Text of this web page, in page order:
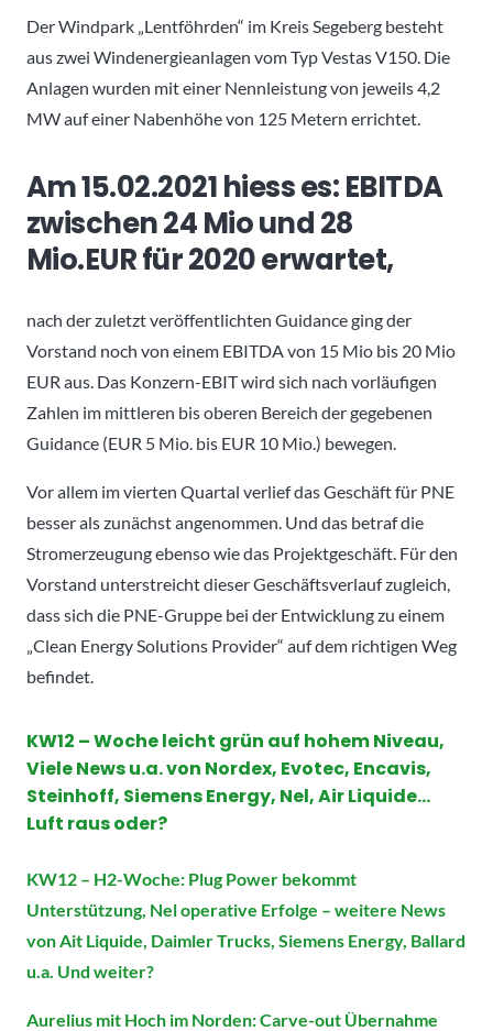
Der Windpark „Lentföhrden“ im Kreis Segeberg besteht
aus zwei Windenergieanlagen vom Typ Vestas V150. Die
Anlagen wurden mit einer Nennleistung von jeweils 4,2
MW auf einer Nabenhöhe von 125 Metern errichtet.
Am 15.02.2021 hiess es: EBITDA
zwischen 24 Mio und 28
Mio.EUR für 2020 erwartet,
nach der zuletzt veröffentlichten Guidance ging der
Vorstand noch von einem EBITDA von 15 Mio bis 20 Mio
EUR aus. Das Konzern-EBIT wird sich nach vorläufigen
Zahlen im mittleren bis oberen Bereich der gegebenen
Guidance (EUR 5 Mio. bis EUR 10 Mio.) bewegen.
Vor allem im vierten Quartal verlief das Geschäft für PNE
besser als zunächst angenommen. Und das betraf die
Stromerzeugung ebenso wie das Projektgeschäft. Für den
Vorstand unterstreicht dieser Geschäftsverlauf zugleich,
dass sich die PNE-Gruppe bei der Entwicklung zu einem
„Clean Energy Solutions Provider“ auf dem richtigen Weg
befindet.
KW12 – Wocheleicht grün auf hohem Niveau,
Viele News u.a. von Nordex, Evotec, Encavis,
Steinhoff, Siemens Energy, Nel, Air Liquide…
Luft raus oder?
KW12 – H2-Woche: Plug Power bekommt
Unterstützung, Nel operative Erfolge – weitere News
von Ait Liquide, Daimler Trucks, Siemens Energy, Ballard
u.a. Und weiter?
Aurelius mit Hoch im Norden: Carve-out Übernahme